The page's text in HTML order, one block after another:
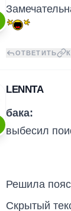
ОТВЕТИТЬ
LENNTA
бака:
выбесил
Решила
Скрытый